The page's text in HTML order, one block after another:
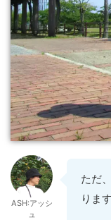
ASH:アッシ
ュ
ただ
りま